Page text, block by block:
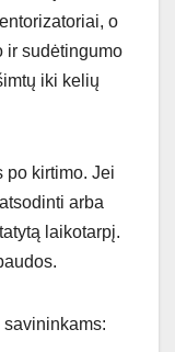
o
ir sudėtingumo
iki kelių
po kirtimo. Jei
arba
laikotarpį.